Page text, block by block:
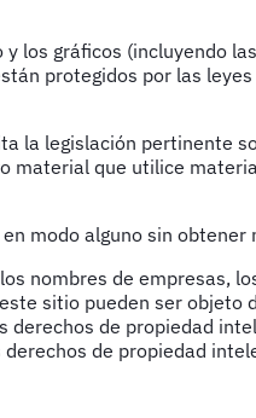
los gráficos (incluyendo
protegidos por las
la legislación pertinente
material que utilice
modo alguno sin
nombres de empresas,
sitio pueden ser
de propiedad
de propiedad